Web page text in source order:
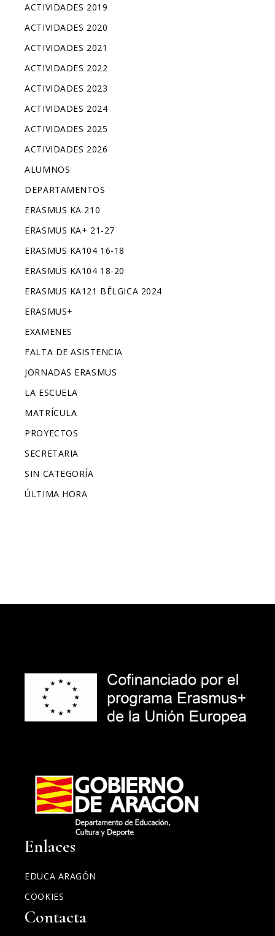
ACTIVIDADES 2019
ACTIVIDADES 2020
ACTIVIDADES 2021
ACTIVIDADES 2022
ACTIVIDADES 2023
ACTIVIDADES 2024
ACTIVIDADES 2025
ACTIVIDADES 2026
ALUMNOS
DEPARTAMENTOS
ERASMUS KA 210
ERASMUS KA+ 21-27
ERASMUS KA104 16-18
ERASMUS KA104 18-20
ERASMUS KA121 BÉLGICA 2024
ERASMUS+
EXAMENES
FALTA DE ASISTENCIA
JORNADAS ERASMUS
LA ESCUELA
MATRÍCULA
PROYECTOS
SECRETARIA
SIN CATEGORÍA
ÚLTIMA HORA
Enlaces
EDUCA ARAGÓN
COOKIES
Contacta